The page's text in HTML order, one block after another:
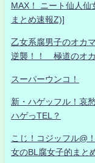
MAX！ ニート仙人仙
まとめ速報Z)]
乙女系腐男子のオカ
逆襲！！ 極道のオカ
スーパーウンコ！
新・ハゲッフル！哀
ハゲっTEL？
こじ！コジッフル@
女のBL腐女子的まと